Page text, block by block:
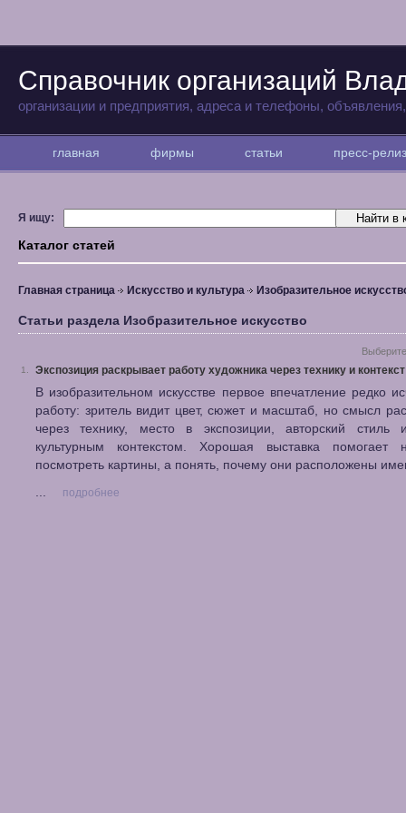
Справочник организаций
организации и предприятия, адреса и телефоны,
главная фирмы статьи пресс-
Я ищу:
Каталог статей
Главная страница Искусство и культура Изобразительное
Статьи раздела Изобразительное искусство
1. Экспозиция раскрывает работу художника через технику и контекст
В изобразительном искусстве первое впечатление редко
работу: зритель видит цвет, сюжет и масштаб, но смысл
через технику, место в экспозиции, авторский стиль
культурным контекстом. Хорошая выставка помогает
посмотреть картины, а понять, почему они расположены
...
подробнее